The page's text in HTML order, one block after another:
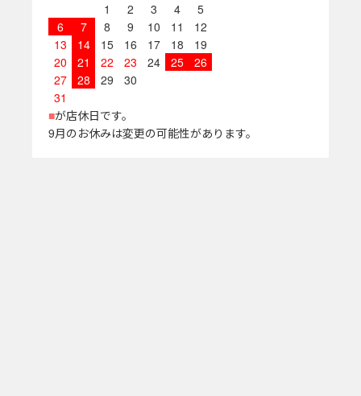
1
2 3 4
5
6
7 8 9 10 11
12
13
14 15 16 17 18
19
20
21 22 23 24 25
26
27
28 29
30
31
■が店休日です。
9月のお休みは変更の可能性があります。